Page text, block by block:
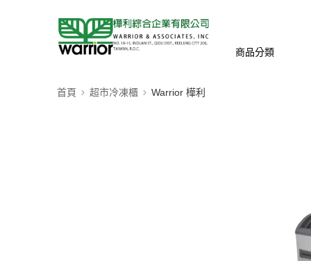
商品分類
首頁 超市冷凍櫃 Warrior 樺利